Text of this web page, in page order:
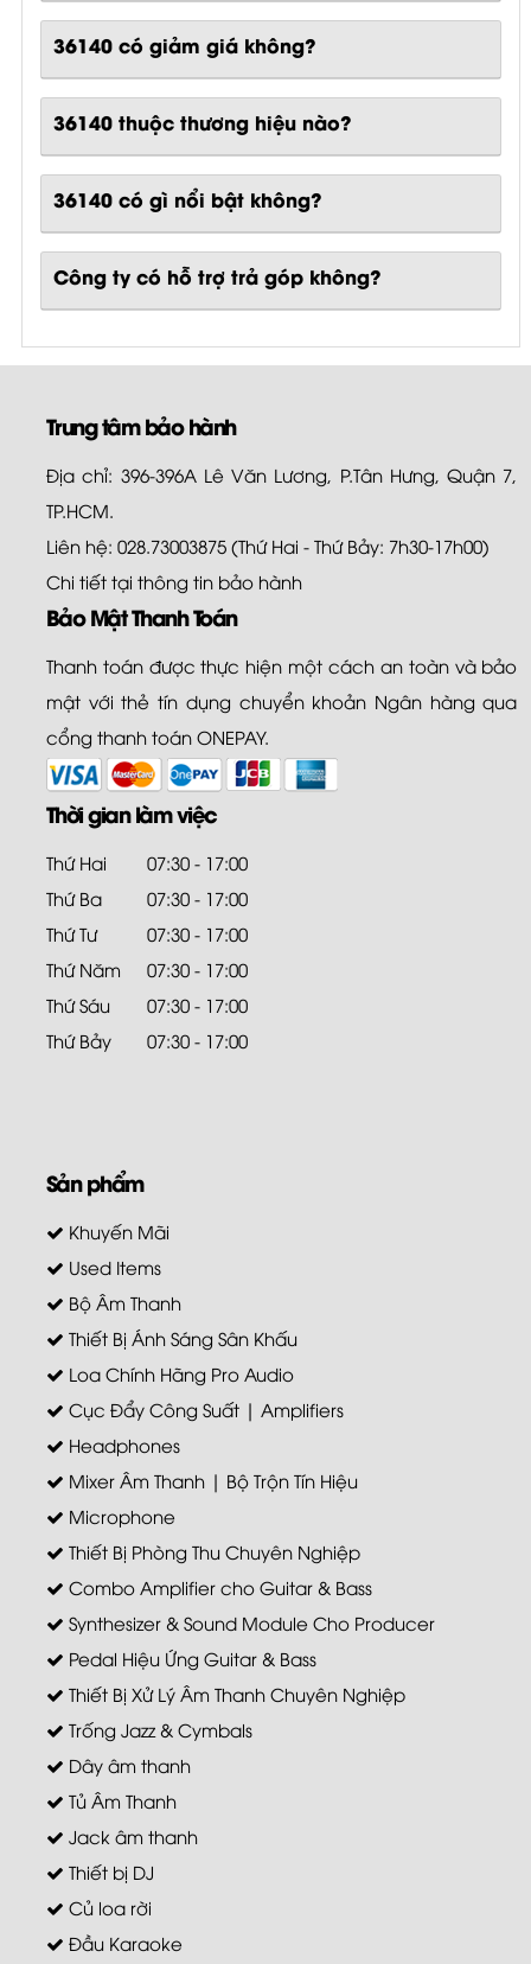
36140 có giảm giá không?
36140 thuộc thương hiệu nào?
36140có gì nổi bật không?
Công ty có hỗ trợ trả góp không?
Trung tâm bảo hành
Địa chỉ: 396-396A Lê Văn Lương, P.Tân Hưng, Quận 7,
TP.HCM.
Liên hệ: 028.73003875 (Thứ Hai - Thứ Bảy: 7h30-17h00)
Chi tiết tại thông tin bảo hành
Bảo Mật Thanh Toán
Thanh toán được thực hiện một cách an toàn và bảo
mật với thẻ tín dụng chuyển khoản Ngân hàng qua
cổng thanh toán ONEPAY.
Thời gian làm việc
Thứ Hai
07:30 - 17:00
Thứ Ba
07:30 - 17:00
Thứ Tư
07:30 - 17:00
Thứ Năm
07:30 - 17:00
Thứ Sáu
07:30 - 17:00
Thứ Bảy
07:30 - 17:00
Sản phẩm
Khuyến Mãi
Used Items
Bộ Âm Thanh
Thiết Bị Ánh Sáng Sân Khấu
Loa Chính Hãng Pro Audio
Cục Đẩy Công Suất | Amplifiers
Headphones
Mixer Âm Thanh | Bộ Trộn Tín Hiệu
Microphone
Thiết Bị Phòng Thu Chuyên Nghiệp
Combo Amplifier cho Guitar & Bass
Synthesizer & Sound Module Cho Producer
Pedal Hiệu Ứng Guitar & Bass
Thiết Bị Xử Lý Âm Thanh Chuyên Nghiệp
Trống Jazz & Cymbals
Dây âm thanh
Tủ Âm Thanh
Jack âm thanh
Thiết bị DJ
Củ loa rời
Đầu Karaoke